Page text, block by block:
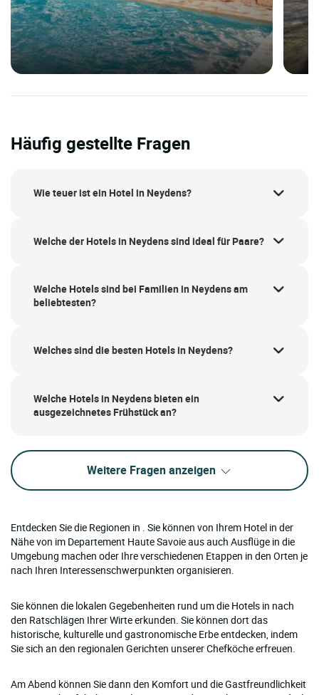
Häufig gestellte Fragen
Wie teuer ist ein Hotel in Neydens?
Welche der Hotels in Neydens sind ideal für Paare?
Welche Hotels sind bei Familien in Neydens am
beliebtesten?
Welches sind die besten Hotels in Neydens?
Welche Hotels in Neydens bieten ein
ausgezeichnetes Frühstück an?
Weitere Fragen anzeigen
Entdecken Sie die Regionen in . Sie können von Ihrem Hotel in der
Nähe von im Departement Haute Savoie aus auch Ausflüge in die
Umgebung machen oder Ihre verschiedenen Etappen in den Orten je
nach Ihren Interessenschwerpunkten organisieren.
Sie können die lokalen Gegebenheiten rund um die Hotels in nach
den Ratschlägen Ihrer Wirte erkunden. Sie können dort das
historische, kulturelle und gastronomische Erbe entdecken, indem
Sie sich an den regionalen Gerichten unserer Chefköche erfreuen.
Am Abend können Sie dann den Komfort und die Gastfreundlichkeit